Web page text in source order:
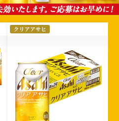
クリアアサヒ